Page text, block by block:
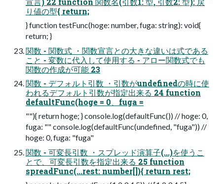
り値の型{ return;
} function testFunc(hoge: number, fuga: string): void{
return; }
関数 - 関数式 ・関数宣言との大きな違いは式である
こと - 変数に代入して使用する - アロー関数式でも
関数の作成が可能 23
関数 - デフォルト引数 ・引数がundefinedの時に使
われるデフォルト引数が指定出来る 24 function
defaultFunc(hoge = 0、fuga =
""){ return hoge; } console.log(defaultFunc()) // hoge: 0,
fuga: "" console.log(defaultFunc(undefined, "fuga")) //
hoge: 0, fuga: "fuga"
関数 - 可変長引数 ・スプレッド演算子(...)を使うこ
とで、可変長引数を指定出来る 25 function
spreadFunc(...rest: number[]){ return rest;